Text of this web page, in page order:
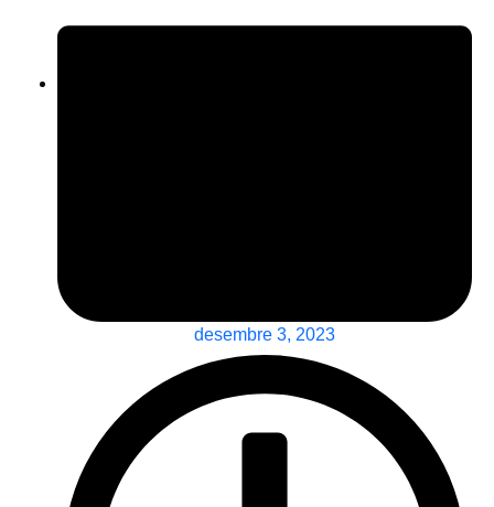
desembre 3, 2023